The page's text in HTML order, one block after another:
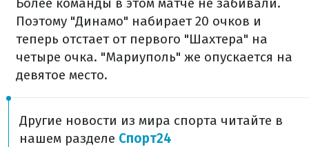
Поэтому "Динамо" набирает 20 очков и
теперь отстает от первого "Шахтера" на
четыре очка. "Мариуполь" же опускается на
девятое место.
Другие новости из мира спорта читайте в
нашем разделе Спорт24